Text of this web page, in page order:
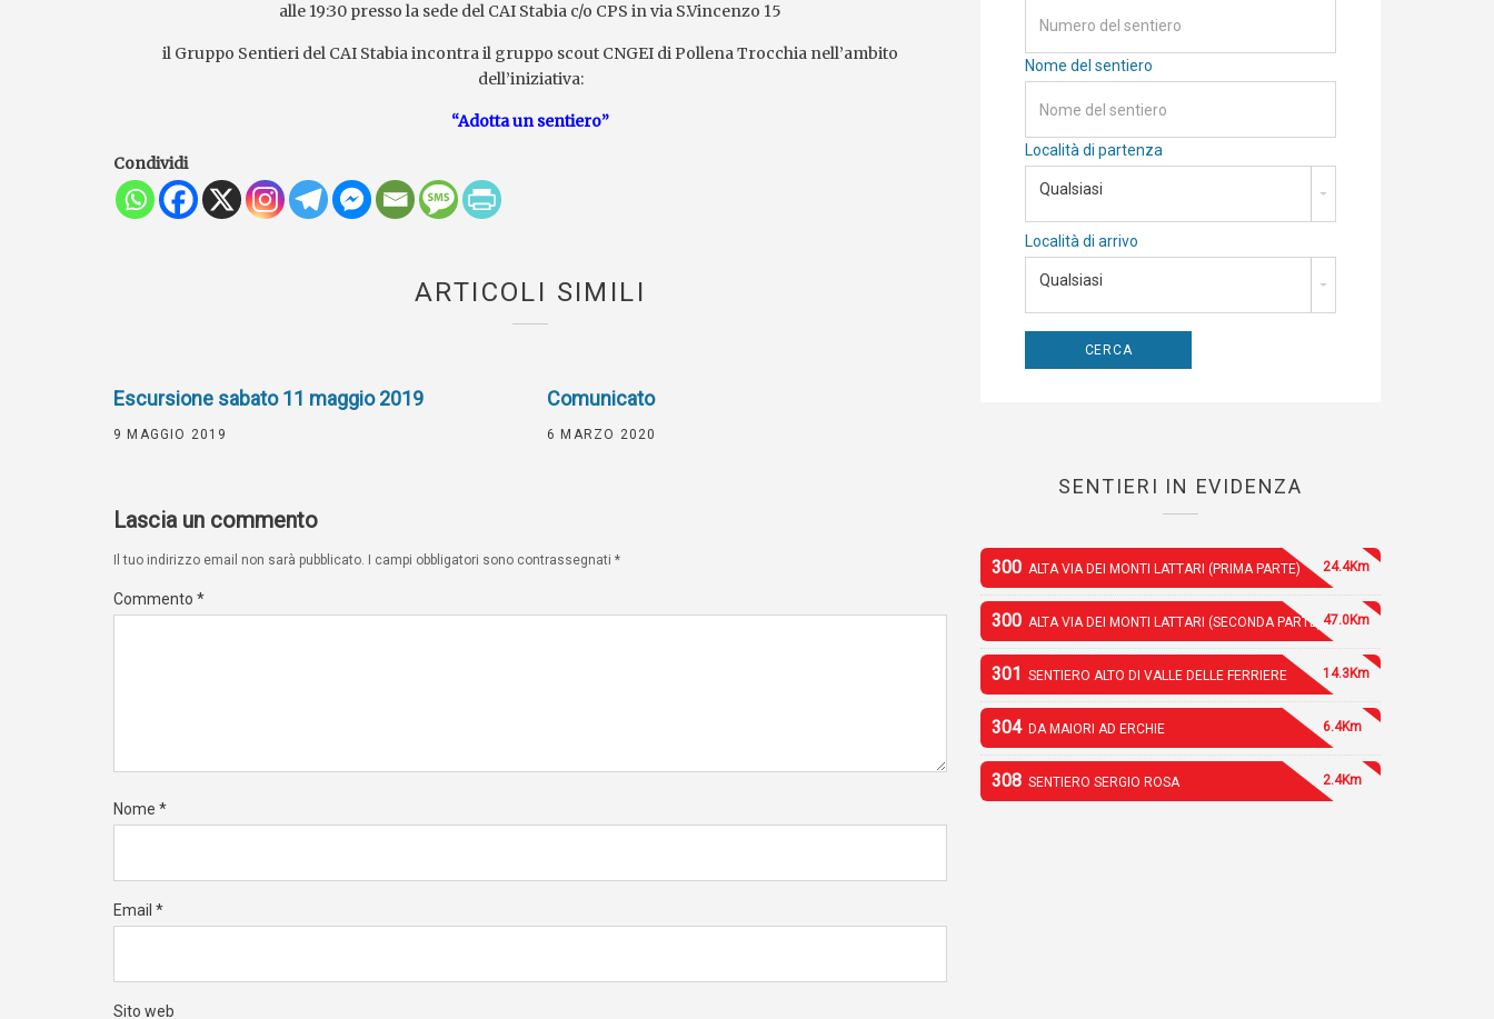
alle 19:30 presso la sede del CAI Stabia c/o CPS in via S.Vincenzo 15
il Gruppo Sentieri del CAI Stabia incontra il gruppo scout CNGEI di Pollena Trocchia nell’ambito
dell’iniziativa:
“Adotta un sentiero”
Condividi
ARTICOLI SIMILI
Escursione sabato 11 maggio 2019
9 MAGGIO 2019
Comunicato
6 MARZO 2020
Lascia un commento
Il tuo indirizzo email non sarà pubblicato. I campi obbligatori sono contrassegnati *
Commento *
Nome *
Email *
Sito web
Nome del sentiero
Località di partenza
Qualsiasi
Località di arrivo
Qualsiasi
SENTIERI IN EVIDENZA
300 ALTA VIA DEI MONTI LATTARI (PRIMA PARTE) 24.4Km
300 ALTA VIA DEI MONTI LATTARI (SECONDA PARTE) 47.0Km
301 SENTIERO ALTO DI VALLE DELLE FERRIERE 14.3Km
304 DA MAIORI AD ERCHIE 6.4Km
308 SENTIERO SERGIO ROSA 2.4Km